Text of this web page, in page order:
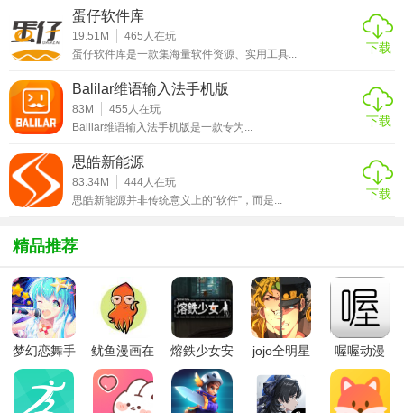
看和对比。
5. 校准功能：为确保测量准确性，软件提供校准工具，用户
【直尺软件app亮点】
准确性。
2. 便捷操作：界面简洁明了，操作流畅，用户无需专业知识
形绘制等多种实用工具。
4. 跨平台支持：支持多种智能手机操作系统，满足不同用户
的需求。
5. 离线使用：无需网络连接，即可随时随地进行测量和绘
图。
蛋仔软件库
19.51M 465 人在玩
蛋仔软件库是一款集海量软件资源、实用工具...
下载
Balilar维语输入法手机版
83M 455 人在玩
Balilar维语输入法手机版是一款专为...
下载
思皓新能源
83.34M 444人在玩
思皓新能源并非传统意义上的“软件”，而是...
下载
精品推荐
梦幻恋舞手
游
鱿鱼漫画在
线版
熔鉄少女安
卓版
jojo全明星
物
喔喔动漫